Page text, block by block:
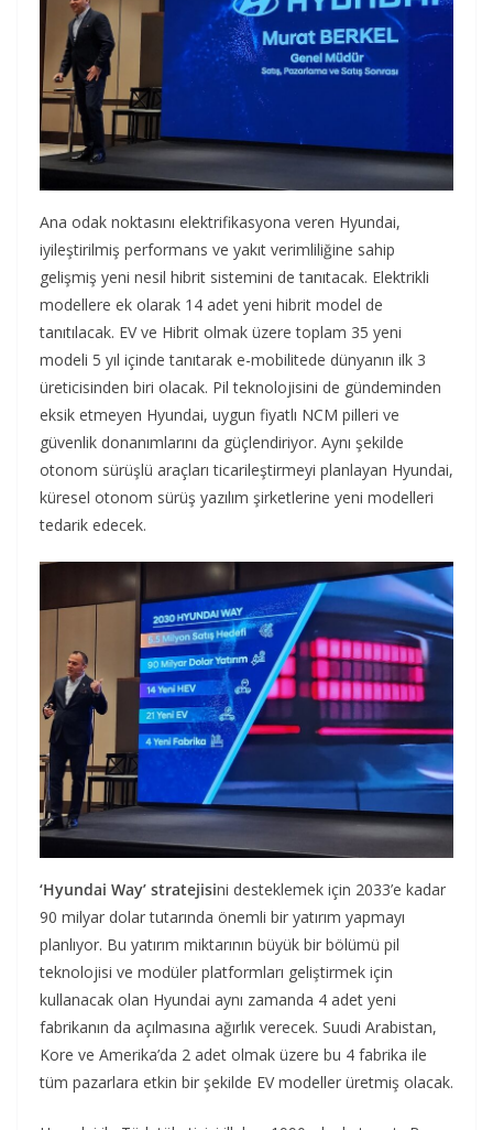
Ana odak noktasını elektrifikasyona veren Hyundai,
iyileştirilmiş performans ve yakıt verimliliğine sahip
gelişmiş yeni nesil hibrit sistemini de tanıtacak. Elektrikli
modellere ek olarak 14 adet yeni hibrit model de
tanıtılacak. EV ve Hibrit olmak üzere toplam 35 yeni
modeli 5 yıl içinde tanıtarak e-mobilitede dünyanın ilk 3
üreticisinden biri olacak. Pil teknolojisini de gündeminden
eksik etmeyen Hyundai, uygun fiyatlı NCM pilleri ve
güvenlik donanımlarını da güçlendiriyor. Aynı şekilde
otonom sürüşlü araçları ticarileştirmeyi planlayan Hyundai,
küresel otonom sürüş yazılım şirketlerine yeni modelleri
tedarik edecek.
‘Hyundai Way’ stratejisini desteklemek için 2033’e kadar
90 milyar dolar tutarında önemli bir yatırım yapmayı
planlıyor. Bu yatırım miktarının büyük bir bölümü pil
teknolojisi ve modüler platformları geliştirmek için
kullanacak olan Hyundai aynı zamanda 4 adet yeni
fabrikanın da açılmasına ağırlık verecek. Suudi Arabistan,
Kore ve Amerika’da 2 adet olmak üzere bu 4 fabrika ile
tüm pazarlara etkin bir şekilde EV modeller üretmiş olacak.